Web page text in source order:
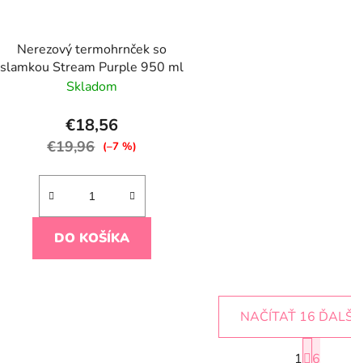
Nerezový termohrnček so
slamkou Stream Purple 950 ml
Skladom
€18,56
€19,96 (–7 %)
DO KOŠÍKA
NAČÍTAŤ 16
S
1 6